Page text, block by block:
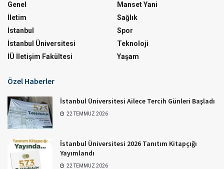
Genel
İletim
İstanbul
İstanbul Üniversitesi
İÜ İletişim Fakültesi
Manset Yani
Sağlık
Spor
Teknoloji
Yaşam
Özel Haberler
İstanbul Üniversitesi Ailece Tercih Günleri Başladı
22 TEMMUZ 2026
İstanbul Üniversitesi 2026 Tanıtım Kitapçığı
Yayımlandı
22 TEMMUZ 2026